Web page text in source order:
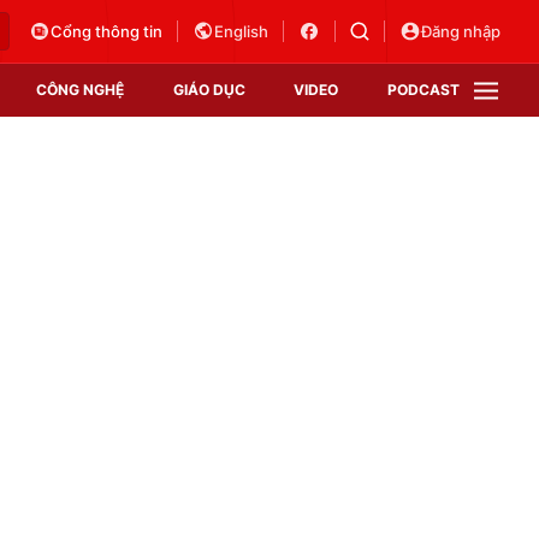
Cổng thông tin English Đăng nhập
CÔNG NGHỆ GIÁO DỤC VIDEO PODCAST